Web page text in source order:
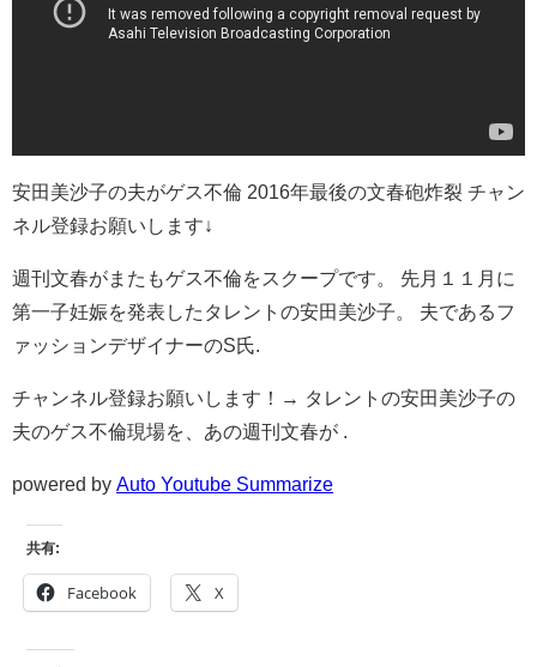
安田美沙子の夫がゲス不倫 2016年最後の文春砲炸裂 チャン
ネル登録お願いします↓
週刊文春がまたもゲス不倫をスクープです。 先月１１月に
第一子妊娠を発表したタレントの安田美沙子。 夫であるフ
ァッションデザイナーのS氏.
チャンネル登録お願いします！→ タレントの安田美沙子の
夫のゲス不倫現場を、あの週刊文春が .
powered by Auto Youtube Summarize
共有:
Facebook X